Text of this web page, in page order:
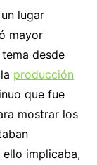
lugar
mayor
desde
producción
que fue
mostrar los
ello implicaba,